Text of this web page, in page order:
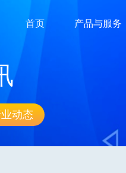
首页 产品与服务
动态